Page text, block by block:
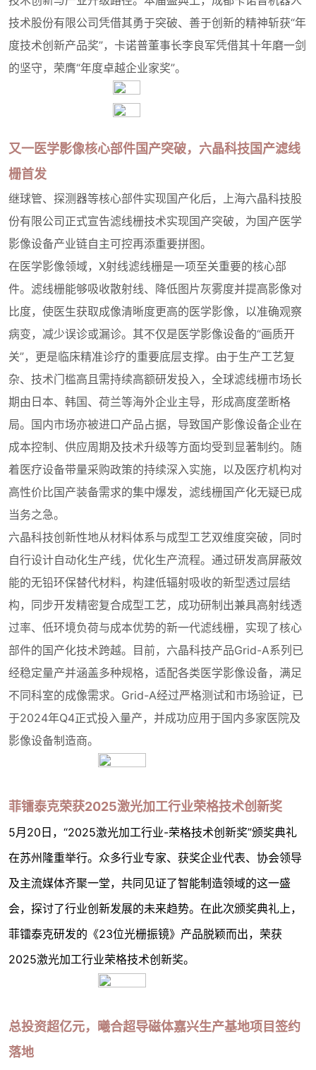
技术股份有限公司凭借其勇于突破、善于创新的精神斩获“年
度技术创新产品奖”，卡诺普董事长李良军凭借其十年磨一剑
的坚守，荣膺“年度卓越企业家奖”。
又一医学影像核心部件国产突破， 六晶科技国产滤线
栅首发
继球管、探测器等核心部件实现国产化后，上海六晶科技股
份有限公司正式宣告滤线栅技术实现国产突破，为国产医学
影像设备产业链自主可控再添重要拼图。
在医学影像领域，X射线滤线栅是一项至关重要的核心部
件。滤线栅能够吸收散射线、降低图片灰雾度并提高影像对
比度，使医生获取成像清晰度更高的医学影像，以准确观察
病变，减少误诊或漏诊。其不仅是医学影像设备的“画质开
关”，更是临床精准诊疗的重要底层支撑。由于生产工艺复
杂、技术门槛高且需持续高额研发投入，全球滤线栅市场长
期由日本、韩国、荷兰等海外企业主导，形成高度垄断格
局。国内市场亦被进口产品占据，导致国产影像设备企业在
成本控制、供应周期及技术升级等方面均受到显著制约。随
着医疗设备带量采购政策的持续深入实施，以及医疗机构对
高性价比国产装备需求的集中爆发，滤线栅国产化无疑已成
当务之急。
六晶科技创新性地从材料体系与成型工艺双维度突破，同时
自行设计自动化生产线，优化生产流程。通过研发高屏蔽效
能的无铅环保替代材料，构建低辐射吸收的新型透过层结
构，同步开发精密复合成型工艺，成功研制出兼具高射线透
过率、低环境负荷与成本优势的新一代滤线栅，实现了核心
部件的国产化技术跨越。目前，六晶科技产品Grid-A系列已
经稳定量产并涵盖多种规格，适配各类医学影像设备，满足
不同科室的成像需求。Grid-A经过严格测试和市场验证，已
于2024年Q4正式投入量产，并成功应用于国内多家医院及
影像设备制造商。
菲镭泰克荣获2025激光加工行业荣格技术创新奖
5月20日，“2025激光加工行业-荣格技术创新奖”颁奖典礼
在苏州隆重举行。众多行业专家、获奖企业代表、协会领导
及主流媒体齐聚一堂，共同见证了智能制造领域的这一盛
会，探讨了行业创新发展的未来趋势。在此次颁奖典礼上，
菲镭泰克研发的《23位光栅振镜》产品脱颖而出，荣获
2025激光加工行业荣格技术创新奖。
总投资超亿元，曦合超导磁体嘉兴生产基地项目签约
落地